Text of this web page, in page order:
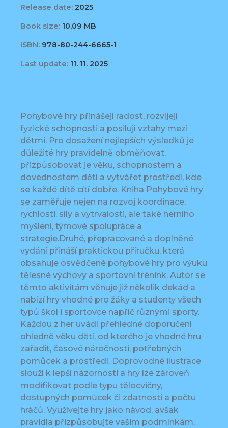
Release date: 2025
Book size: 10,09 MB
ISBN: 978-80-244-6665-1
Last update: 11. 11. 2025
Pohybové hry přinášejí radost, rozvíjejí
fyzické schopnosti a posilují vztahy mezi
dětmi. Pro dosažení nejlepších výsledků je
důležité hry pravidelně obměňovat,
přizpůsobovat je věku, schopnostem a
dovednostem dětí a vytvářet prostředí, kde
se každé dítě cítí dobře. Kniha Pohybové hry
se zaměřuje nejen na rozvoj koordinace,
rychlosti, síly a vytrvalosti, ale také herního
myšlení, týmové spolupráce a
strategie.Druhé, přepracované a doplněné
vydání přináší praktickou příručku, která
obsahuje osvědčené pohybové hry pro výuku
tělesné výchovy a sportovní trénink. Autor se
těmto aktivitám věnuje již několik dekád a
nabízí hry vhodné pro žáky a studenty všech
typů škol i sportovce napříč různými sporty.
Každou z her uvádí přehledné doporučení
ohledně věku dětí, od kterého je vhodné hru
zařadit, časové náročnosti, potřebných
pomůcek a prostředí. Doprovodné ilustrace
slouží k lepší názornosti a hry lze zároveň
modifikovat podle typu tělocvičny,
dostupných pomůcek či zdatnosti a počtu
hráčů. Využívejte hry jako návod, avšak
pravidla přizpůsobujte vašim podmínkám,